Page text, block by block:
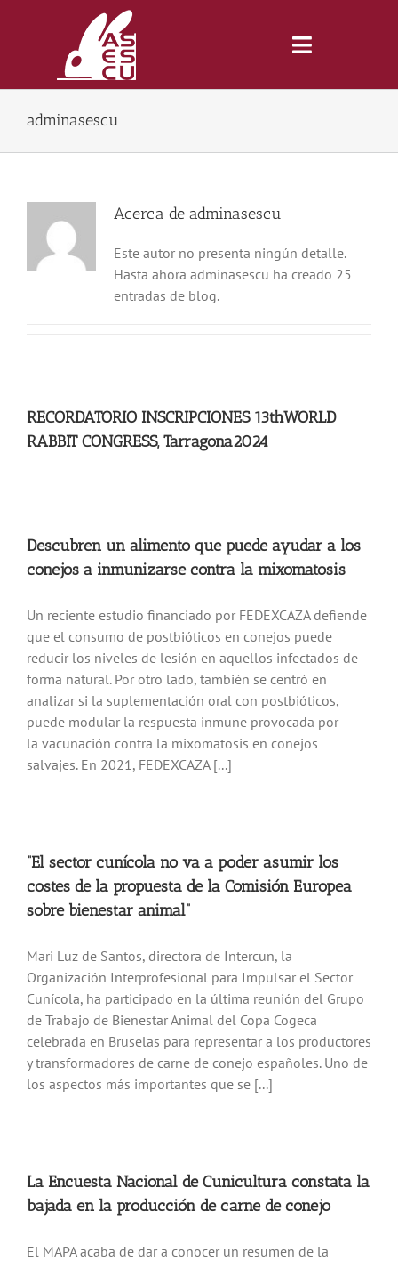
Toggle
Inicio
Tienda
Noticias
Contactar
WooCommerce Cart
adminasescu
Acerca de adminasescu
Este autor no presenta ningún detalle.
Hasta ahora adminasescu ha creado 25
entradas de blog.
RECORDATORIO INSCRIPCIONES 13thWORLD
RABBIT CONGRESS, Tarragona2024
Descubren un alimento que puede ayudar a los
conejos a inmunizarse contra la mixomatosis
Un reciente estudio financiado por FEDEXCAZA defiende
que el consumo de postbióticos en conejos puede
reducir los niveles de lesión en aquellos infectados de
forma natural. Por otro lado, también se centró en
analizar si la suplementación oral con postbióticos,
puede modular la respuesta inmune provocada por
la vacunación contra la mixomatosis en conejos
salvajes. En 2021, FEDEXCAZA [...]
“El sector cunícola no va a poder asumir los
costes de la propuesta de la Comisión Europea
sobre bienestar animal”
Mari Luz de Santos, directora de Intercun, la
Organización Interprofesional para Impulsar el Sector
Cunícola, ha participado en la última reunión del Grupo
de Trabajo de Bienestar Animal del Copa Cogeca
celebrada en Bruselas para representar a los productores
y transformadores de carne de conejo españoles. Uno de
los aspectos más importantes que se [...]
La Encuesta Nacional de Cunicultura constata la
bajada en la producción de carne de conejo
El MAPA acaba de dar a conocer un resumen de la